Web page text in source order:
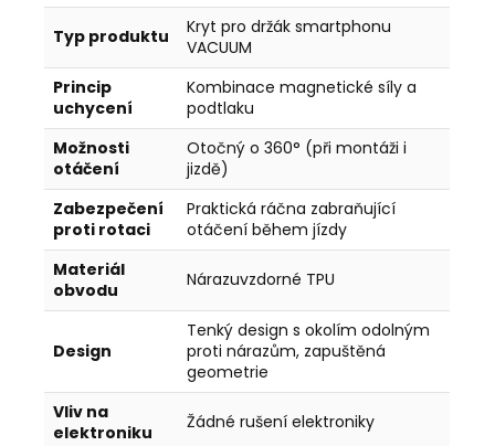
Typ produktu
Kryt pro držák smartphonu
VACUUM
Princip
uchycení
Kombinace magnetické síly a
podtlaku
Možnosti
otáčení
Otočný o 360° (při montáži i
jizdě)
Zabezpečení
proti rotaci
Praktická ráčna zabraňující
otáčení během jízdy
Materiál
obvodu
Nárazuvzdorné TPU
Design
Tenký design s okolím odolným
proti nárazům, zapuštěná
geometrie
Vliv na
elektroniku
Žádné rušení elektroniky